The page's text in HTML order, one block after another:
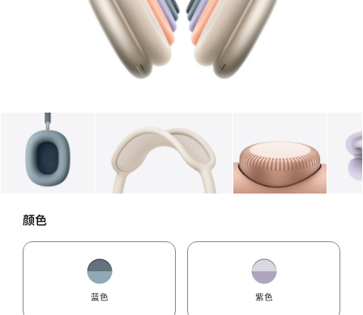
图库 1 图库 图像 图库 图像
颜色
蓝色 紫色